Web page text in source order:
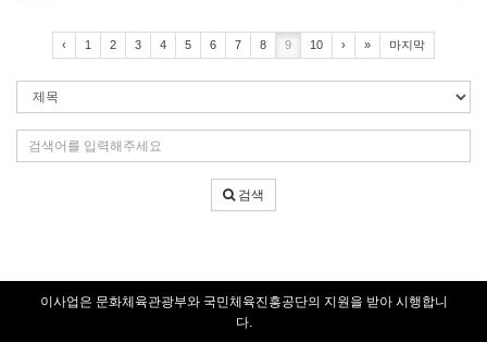
‹ 1 2 3 4 5 6 7 8 9 10 › » 마지막
색
조
색
어
입
검색
이사업은 문화체육관광부와 국민체육진흥공단의 지원을 받아 시행합니
다.